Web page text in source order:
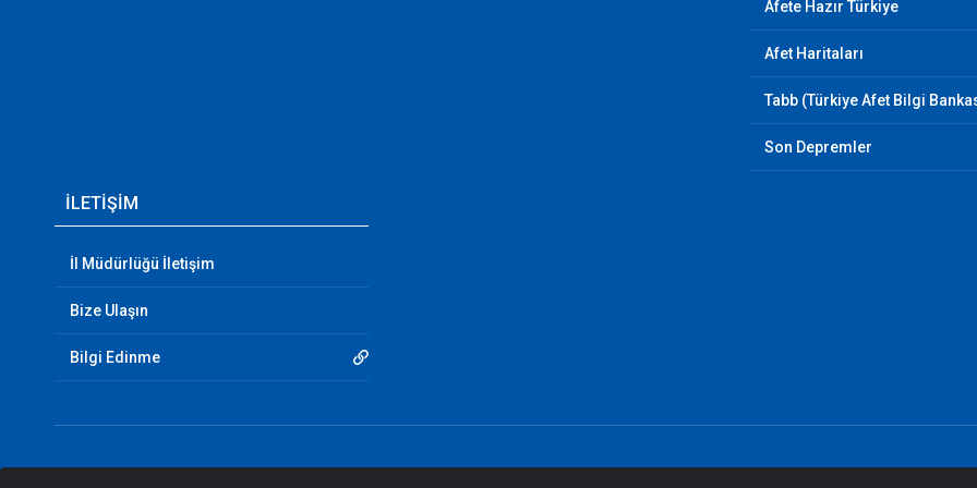
Afete Hazır Türkiye
Afet Haritaları
Tabb (Türkiye Afet Bilgi
Son Depremler
İLETİŞİM
İl Müdürlüğü İletişim
Bize Ulaşın
Bilgi Edinme